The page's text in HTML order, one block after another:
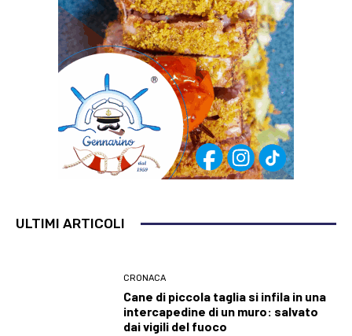
ULTIMI ARTICOLI
CRONACA
Cane di piccola taglia si infila in una
intercapedine di un muro: salvato
dai vigili del fuoco